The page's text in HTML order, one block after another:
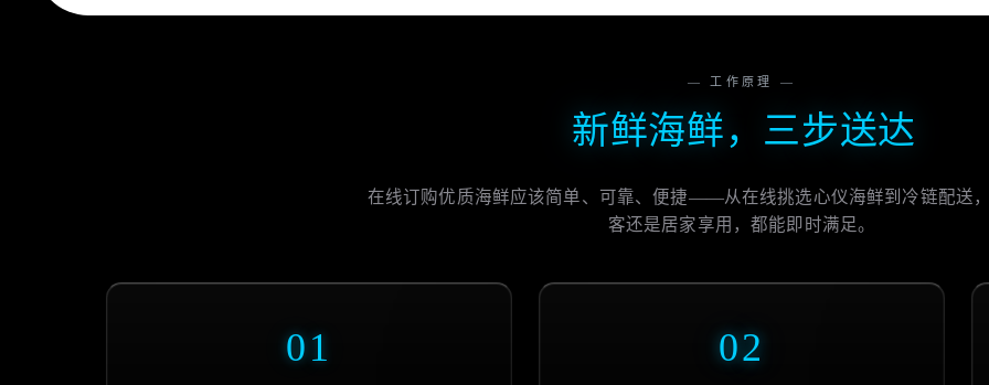
— 工作原理 —
新鲜海鲜，三步送达
在线订购优质海鲜应该简单、可靠、便捷——从在线挑选心仪海鲜到冷链配送
客还是居家享用，都能即时满足。
01 02